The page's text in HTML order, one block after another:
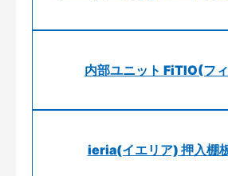
内部ユニット FiTIO(フ
ieria(イエリア) 押入棚